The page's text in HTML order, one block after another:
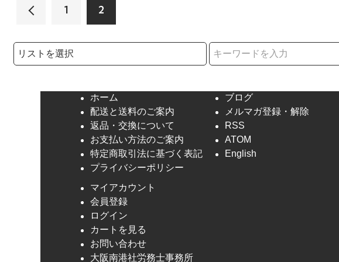
1 2
検索リストの選択
ホーム
配送と送料のご案内
返品・交換について
お支払い方法のご案内
特定商取引法に基づく表記
プライバシーポリシー
ブログ
メルマガ登録・解除
RSS
ATOM
English
マイアカウント
会員登録
ログイン
カートを見る
お問い合わせ
大阪南港社労務士事務所